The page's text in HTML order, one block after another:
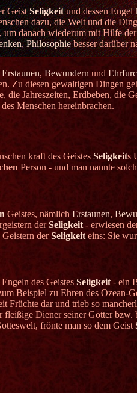
GeistSeligkeitund dessen Engel
dazu, die Welt und die
um danach wiederum mit Hilfe
,Philosophiebesser darüber
Erstaunen, Bewundern und
Zu diesen gewaltigen Dingen
die Jahreszeiten, Erdbeben,
Menschen hereinbrachen.
kraft des Geistes Seligkeits
Person - und man nannte
Geistes, nämlich Erstaunen,
derSeligkeit- erwiesen
derSeligkeiteins: Sie
des Geistes Seligkeit- ein
Beispiel zu Ehren des Ozean-
Früchte dar und trieb so
fleißige Diener seiner Götter
frönte man so dem Geist